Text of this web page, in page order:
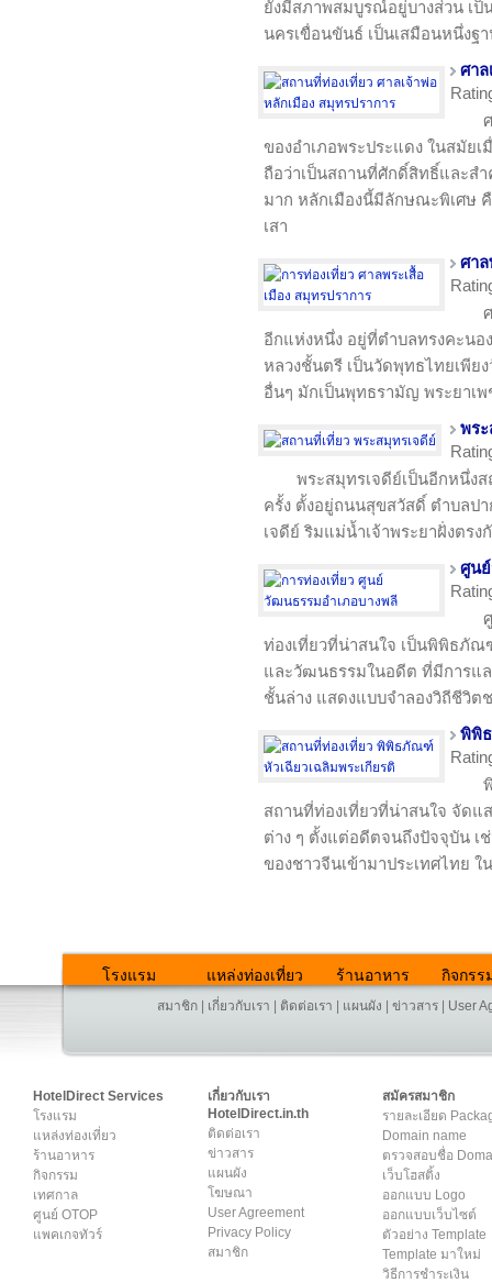
ยังมีสภาพสมบูรณ์อยู่บางส่วน เป็
นครเขื่อนขันธ์ เป็นเสมือนหนึ่งฐ
ศาล
ของอำเภอพระประแดง ในสมัยเ
ถือว่าเป็นสถานที่ศักดิ์สิทธิ์และส
มาก หลักเมืองนี้มีลักษณะพิเศษ
เสา
ศาล
อีกแห่งหนึ่ง อยู่ที่ตำบลทรงคะนอ
หลวงชั้นตรี เป็นวัดพุทธไทยเพีย
อื่นๆ มักเป็นพุทธรามัญ พระยาเ
พร
พระสมุทรเจดีย์เป็นอีกหนึ่ง
ครั้ง ตั้งอยู่ถนนสุขสวัสดิ์ ตำบลป
เจดีย์ ริมแม่น้ำเจ้าพระยาฝั่งตร
ศูน
ท่องเที่ยวที่น่าสนใจ เป็นพิพิธ
และวัฒนธรรมในอดีต ที่มีการแ
ชั้นล่าง แสดงแบบจำลองวิถีชีวิต
พิพิ
สถานที่ท่องเที่ยวที่น่าสนใจ จัด
ต่าง ๆ ตั้งแต่อดีตจนถึงปัจจุบัน เ
ของชาวจีนเข้ามาประเทศไทย
โรงแรม แหล่งท่องเที่ยว ร้านอาหาร กิจกรร
สมาชิก เกี่ยวกับเรา ติดต่อเรา แผนผัง ข่าวสาร User
HotelDirect Services
โรงแรม
แหล่งท่องเที่ยว
ร้านอาหาร
กิจกรรม
เทศกาล
ศูนย์ OTOP
แพคเกจทัวร์
เกี่ยวกับเรา
HotelDirect.in.th
ติดต่อเรา
ข่าวสาร
แผนผัง
โฆษณา
User Agreement
Privacy Policy
สมาชิก
สมัครสมาชิก
รายละเอียด
Domain name
ตรวจสอบชื่อ
เว็บโฮสติ้ง
ออกแบบ Logo
ออกแบบเว็บไซต์
ตัวอย่าง Template
Template มาใหม่
วิธีการชำระเงิน